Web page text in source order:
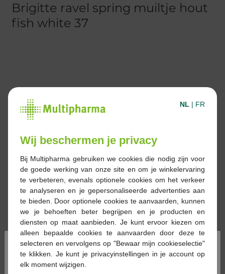
Brigitte ravel spring muiltje hout
fish white 37
€ 84,99
×
NL | FR
Wij beschermen je privacy
Bij Multipharma gebruiken we cookies die nodig zijn voor
de goede werking van onze site en om je winkelervaring
te verbeteren, evenals optionele cookies om het verkeer
te analyseren en je gepersonaliseerde advertenties aan
te bieden. Door optionele cookies te aanvaarden, kunnen
we je behoeften beter begrijpen en je producten en
diensten op maat aanbieden. Je kunt ervoor kiezen om
alleen bepaalde cookies te aanvaarden door deze te
selecteren en vervolgens op "Bewaar mijn cookieselectie"
te klikken. Je kunt je privacyinstellingen in je account op
elk moment wijzigen.